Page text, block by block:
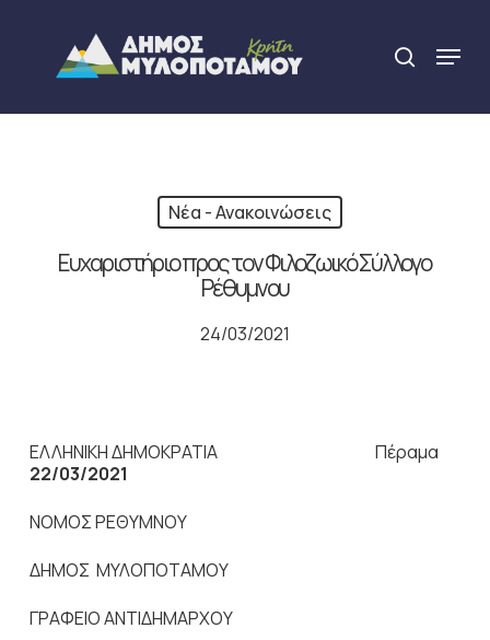
content
search
Menu
Νέα - Ανακοινώσεις
Ευχαριστήριο προς τον Φιλοζωικό Σύλλογο
Ρέθυμνου
24/03/2021
ΕΛΛΗΝΙΚΗ ΔΗΜΟΚΡΑΤΙΑ Πέραμα
22/03/2021
ΝΟΜΟΣ ΡΕΘΥΜΝΟΥ
ΔΗΜΟΣ ΜΥΛΟΠΟΤΑΜΟΥ
ΓΡΑΦΕΙΟ ΑΝΤΙΔΗΜΑΡΧΟΥ
Close